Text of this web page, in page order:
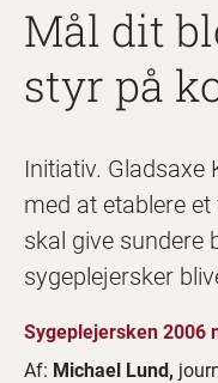
Mål dit
styr på
Initiativ.
med at etablere
skal give sundere
sygeplejersker
Sygeplejersken 2006
Af: Michael Lund,